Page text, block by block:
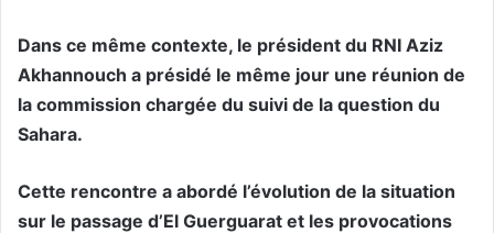
Dans ce même contexte, le président du RNI Aziz
Akhannouch a présidé le même jour une réunion de
la commission chargée du suivi de la question du
Sahara.
Cette rencontre a abordé l’évolution de la situation
sur le passage d’El Guerguarat et les provocations